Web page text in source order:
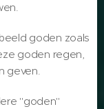
goden zoals
goden regen,
geven.
"goden"